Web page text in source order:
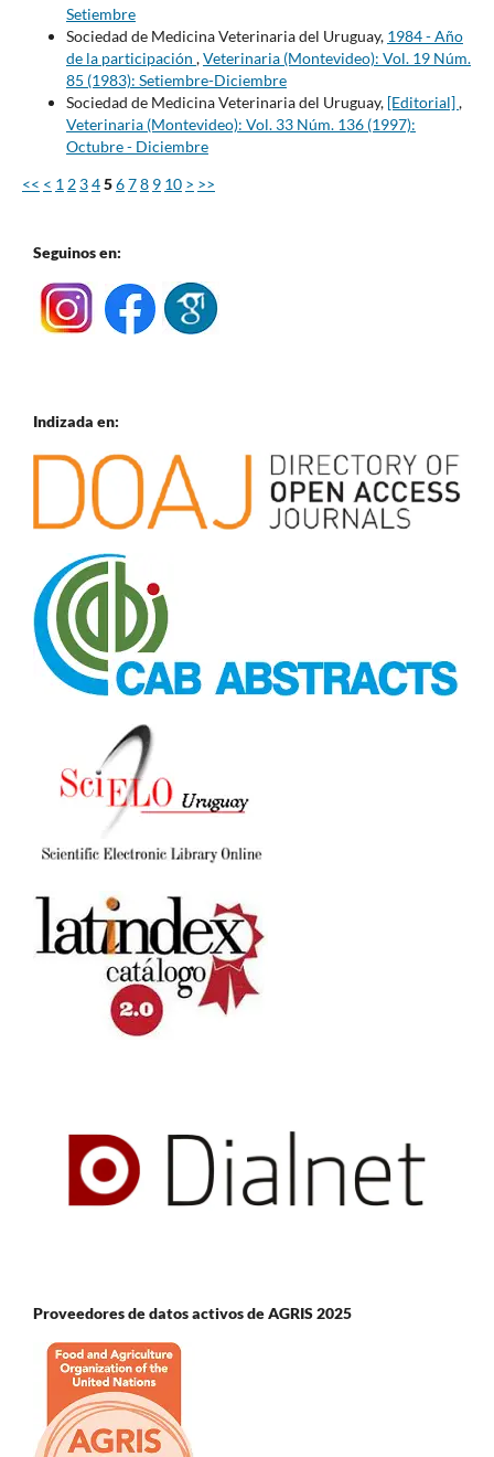
Setiembre
Sociedad de Medicina Veterinaria del Uruguay, 1984 - Año
de la participación ,Veterinaria (Montevideo): Vol. 19 Núm.
85 (1983): Setiembre-Diciembre
Sociedad de Medicina Veterinaria del Uruguay, [Editorial],
Veterinaria (Montevideo): Vol. 33 Núm. 136 (1997):
Octubre - Diciembre
<< < 1 2 345678 9 10 > >>
Seguinos en:
Indizada en:
Proveedores de datos activos de AGRIS 2025